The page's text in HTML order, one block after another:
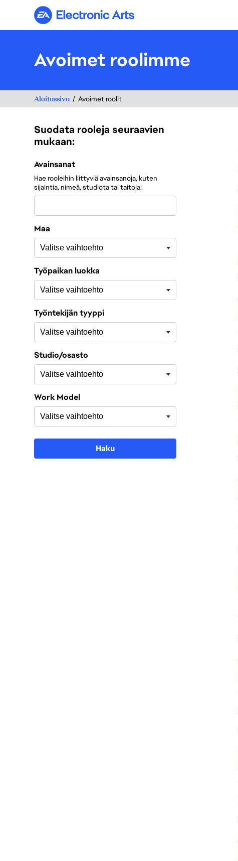
Electronic Arts
Avoimet roolimme
Aloitussivu Avoimet roolit
Suodata rooleja seuraavien
mukaan:
Suodata rooleja seuraavien mukaan:
Avainsanat
Hae rooleihin liittyviä avainsanoja, kuten
sijaintia, nimeä, studiota tai taitoja!
Maa
Työpaikan luokka
Työntekijän tyyppi
Studio/osasto
Work Model
Haku